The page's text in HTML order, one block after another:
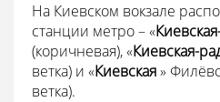
На Киевском вокзале
станции метро – «
(коричневая), «Киевская-
ветка) и «Киевская»
ветка).